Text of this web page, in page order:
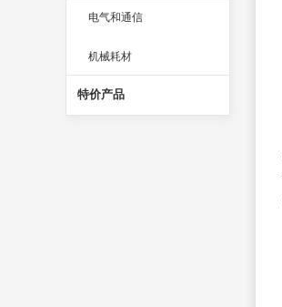
电气和通信
机械耗材
特价产品